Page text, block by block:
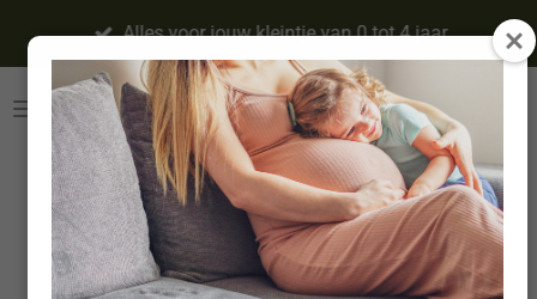
direct
de
hoofdinhoud
Alles voor jouw kleintje van 0 tot 4 jaar
Terry | Singlet |
Rapture Rose
-20%